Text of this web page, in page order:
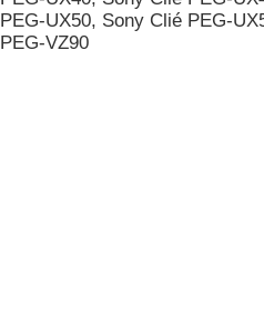
PEG-UX50, Sony Clié PEG-
PEG-VZ90